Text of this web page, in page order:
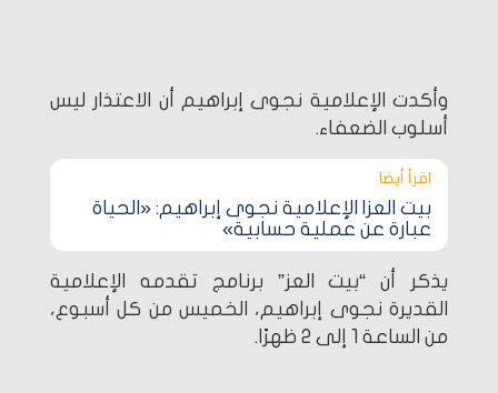
وأكدت الإعلامية نجوى إبراهيم أن الاعتذار ليس
أسلوب الضعفاء.
اقرأ أيضا‎
بيت العز| الإعلامية نجوى إبراهيم: «الحياة
عبارة عن عملية حسابية»
يذكر أن “بيت العز” برنامج تقدمه الإعلامية
القديرة نجوى إبراهيم، الخميس من كل أسبوع،
من الساعة 1 إلى 2 ظهرًا.